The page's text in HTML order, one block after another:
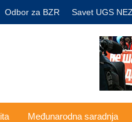
Odbor za BZR Savet UGS
Međunarodna saradnja